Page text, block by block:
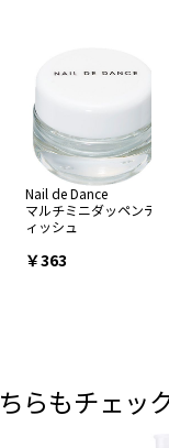
Nail de Dance
マルチミニダッペンデ
ィッシュ
￥363
らもチェッ